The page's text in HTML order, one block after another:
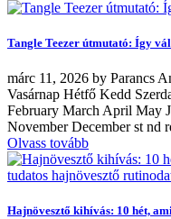
Tangle Teezer útmutató: Így
márc 11, 2026 by Parancs
Vasárnap Hétfő Kedd
February March April May
November December st nd
Olvass tovább
Hajnövesztő kihívás: 10 hét,